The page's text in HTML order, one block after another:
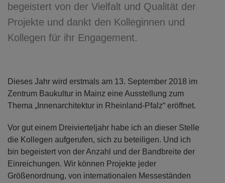
begeistert von der Vielfalt und Qualität der
Projekte und dankt den Kolleginnen und
Kollegen für ihr Engagement.
Dieses Jahr wird erstmals am 13. September 2018 im
Zentrum Baukultur in Mainz eine Ausstellung zum
Thema „Innenarchitektur in Rheinland-Pfalz“ eröffnet.
Vor gut einem Dreivierteljahr habe ich an dieser Stelle
die Kollegen aufgerufen, sich zu beteiligen. Und ich
bin begeistert von der Anzahl und der Bandbreite der
Einreichungen. Wir können Projekte jeder
Größenordnung, von internationalen Messeständen